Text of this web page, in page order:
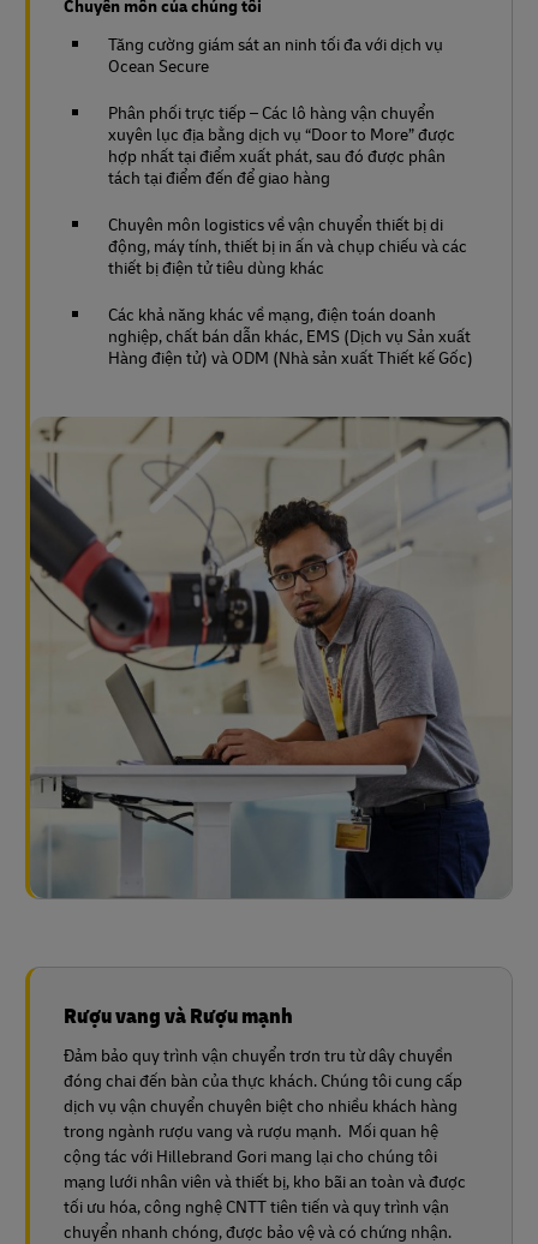
Chuyên môn của chúng tôi
Tăng cường giám sát an ninh tối đa với dịch vụ
Ocean Secure
Phân phối trực tiếp – Các lô hàng vận chuyển
xuyên lục địa bằng dịch vụ “Door to More” được
hợp nhất tại điểm xuất phát, sau đó được phân
tách tại điểm đến để giao hàng
Chuyên môn logistics về vận chuyển thiết bị di
động, máy tính, thiết bị in ấn và chụp chiếu và các
thiết bị điện tử tiêu dùng khác
Các khả năng khác về mạng, điện toán doanh
nghiệp, chất bán dẫn khác, EMS (Dịch vụ Sản xuất
Hàng điện tử) và ODM (Nhà sản xuất Thiết kế Gốc)
Rượu vang và Rượu mạnh
Đảm bảo quy trình vận chuyển trơn tru từ dây chuyền
đóng chai đến bàn của thực khách. Chúng tôi cung cấp
dịch vụ vận chuyển chuyên biệt cho nhiều khách hàng
trong ngành rượu vang và rượu mạnh. Mối quan hệ
cộng tác với Hillebrand Gori mang lại cho chúng tôi
mạng lưới nhân viên và thiết bị, kho bãi an toàn và được
tối ưu hóa, công nghệ CNTT tiên tiến và quy trình vận
chuyển nhanh chóng, được bảo vệ và có chứng nhận.